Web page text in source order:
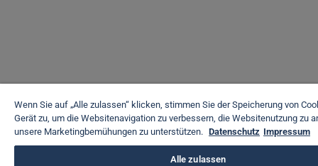
Wenn Sie auf „Alle zulassen“ klicken, stimmen Sie der Speicherung von
Gerät zu, um die Websitenavigation zu verbessern, die Websitenutzung zu
unsere Marketingbemühungen zu unterstützen. Datenschutz Impressum
Alle zulassen